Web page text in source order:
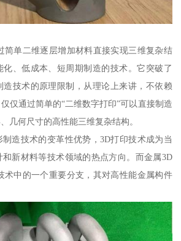
简单二维逐层增加材料直接实现三维复杂结
、低成本、短周期制造的技术。它突破了
技术的原理限制，从理论上来讲，不依赖
仅通过简单的“二维数字打印”可以直接制造
几何尺寸的高性能三维复杂结构。
造技术的变革性优势，3D打印技术成为当
新材料等技术领域的热点方向。而金属3D
术中的一个重要分支，其对高性能金属构件